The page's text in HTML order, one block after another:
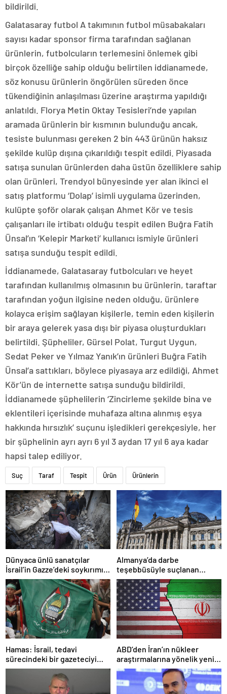
bildirildi.
Galatasaray futbol A takımının futbol müsabakaları
sayısı kadar sponsor firma tarafından sağlanan
ürünlerin, futbolcuların terlemesini önlemek gibi
birçok özelliğe sahip olduğu belirtilen iddianamede,
söz konusu ürünlerin öngörülen süreden önce
tükendiğinin anlaşılması üzerine araştırma yapıldığı
anlatıldı. Florya Metin Oktay Tesisleri’nde yapılan
aramada ürünlerin bir kısmının bulunduğu ancak,
tesiste bulunması gereken 2 bin 443 ürünün haksız
şekilde kulüp dışına çıkarıldığı tespit edildi. Piyasada
satışa sunulan ürünlerden daha üstün özelliklere sahip
olan ürünleri, Trendyol bünyesinde yer alan ikinci el
satış platformu ‘Dolap’ isimli uygulama üzerinden,
kulüpte şoför olarak çalışan Ahmet Kör ve tesis
çalışanları ile irtibatı olduğu tespit edilen Buğra Fatih
Ünsal’ın ‘Kelepir Marketi’ kullanıcı ismiyle ürünleri
satışa sunduğu tespit edildi.
İddianamede, Galatasaray futbolcuları ve heyet
tarafından kullanılmış olmasının bu ürünlerin, taraftar
tarafından yoğun ilgisine neden olduğu, ürünlere
kolayca erişim sağlayan kişilerle, temin eden kişilerin
bir araya gelerek yasa dışı bir piyasa oluşturdukları
belirtildi. Şüpheliler, Gürsel Polat, Turgut Uygun,
Sedat Peker ve Yılmaz Yanık’ın ürünleri Buğra Fatih
Ünsal’a sattıkları, böylece piyasaya arz edildiği, Ahmet
Kör’ün de internette satışa sunduğu bildirildi.
İddianamede şüphelilerin ‘Zincirleme şekilde bina ve
eklentileri içerisinde muhafaza altına alınmış eşya
hakkında hırsızlık’ suçunu işledikleri gerekçesiyle, her
bir şüphelinin ayrı ayrı 6 yıl 3 aydan 17 yıl 6 aya kadar
hapsi talep ediliyor.
Suç Taraf Tespit Ürün Ürünlerin
Dünyaca ünlü sanatçılar
İsrail’in Gazze’deki soykırımını
kınadı
Almanya’da darbe
teşebbüsüyle suçlanan
örgüte ait dernek yasaklandı
Hamas: İsrail, tedavi
sürecindeki bir gazeteciyi
öldürerek savaş suçu
ABD’den İran’ın nükleer
araştırmalarına yönelik yeni
yaptırımlar